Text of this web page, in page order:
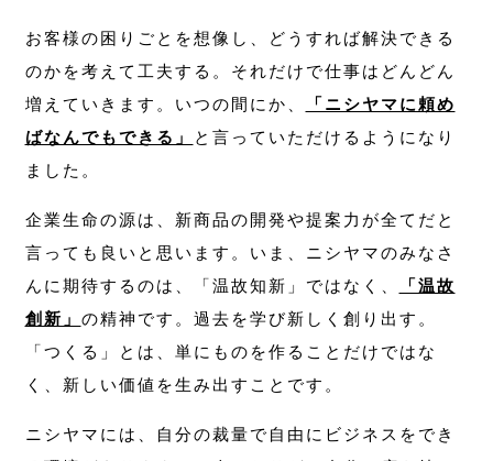
お客様の困りごとを想像し、どうすれば解決できる
のかを考えて工夫する。それだけで仕事はどんどん
増えていきます。いつの間にか、
「ニシヤマに頼め
ばなんでもできる」
と言っていただけるようになり
ました。
企業生命の源は、新商品の開発や提案力が全てだと
言っても良いと思います。いま、ニシヤマのみなさ
んに期待するのは、「温故知新」ではなく、
「温故
創新」 の精神です。過去を学び新しく創り出す。
「つくる」とは、単にものを作ることだけではな
く、新しい価値を生み出すことです。
ニシヤマには、自分の裁量で自由にビジネスをでき